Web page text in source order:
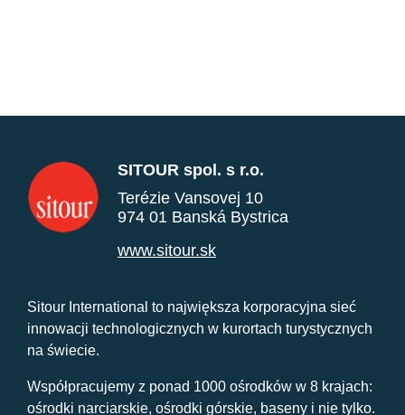
SITOUR spol. s r.o.
Terézie Vansovej 10
974 01 Banská Bystrica
www.sitour.sk
Sitour International to największa korporacyjna sieć
innowacji technologicznych w kurortach turystycznych
na świecie.
Współpracujemy z ponad 1000 ośrodków w 8 krajach:
ośrodki narciarskie, ośrodki górskie, baseny i nie tylko.